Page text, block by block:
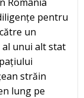
pentru
un
al unui alt stat
străin
lung pe